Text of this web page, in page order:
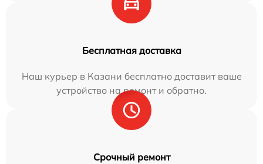
Бесплатная доставка
Наш курьер в Казани бесплатно доставит ваше
устройство на ремонт и обратно.
Срочный ремонт